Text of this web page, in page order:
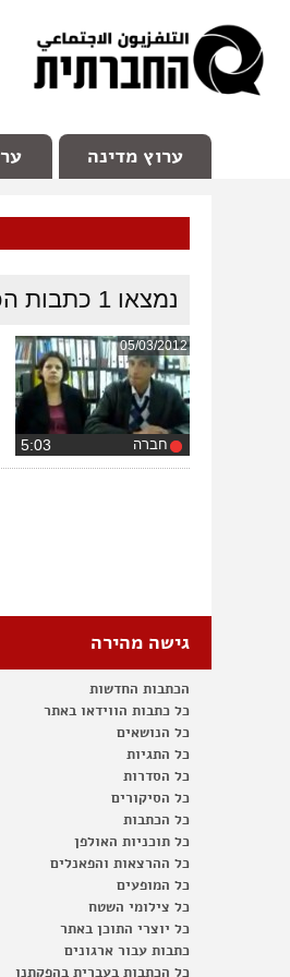
ערוץ מדינה
נמצאו 1 כתבות
05/03/2012
חברה
גישה מהירה
הכתבות החדשות
כל כתבות הווידאו באתר
כל הנושאים
כל התגיות
כל הסדרות
כל הסיקורים
כל הכתבות
כל תוכניות האולפן
כל ההרצאות והפאנלים
כל המופעים
כל צילומי השטח
כל יוצרי התוכן באתר
כתבות עבור ארגונים
כל הכתבות בעברית בהפקתנו